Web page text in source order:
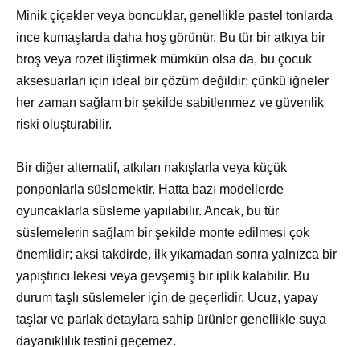
Minik çiçekler veya boncuklar, genellikle pastel tonlarda
ince kumaşlarda daha hoş görünür. Bu tür bir atkıya bir
broş veya rozet iliştirmek mümkün olsa da, bu çocuk
aksesuarları için ideal bir çözüm değildir; çünkü iğneler
her zaman sağlam bir şekilde sabitlenmez ve güvenlik
riski oluşturabilir.
Bir diğer alternatif, atkıları nakışlarla veya küçük
ponponlarla süslemektir. Hatta bazı modellerde
oyuncaklarla süsleme yapılabilir. Ancak, bu tür
süslemelerin sağlam bir şekilde monte edilmesi çok
önemlidir; aksi takdirde, ilk yıkamadan sonra yalnızca bir
yapıştırıcı lekesi veya gevşemiş bir iplik kalabilir. Bu
durum taşlı süslemeler için de geçerlidir. Ucuz, yapay
taşlar ve parlak detaylara sahip ürünler genellikle suya
dayanıklılık testini geçemez.